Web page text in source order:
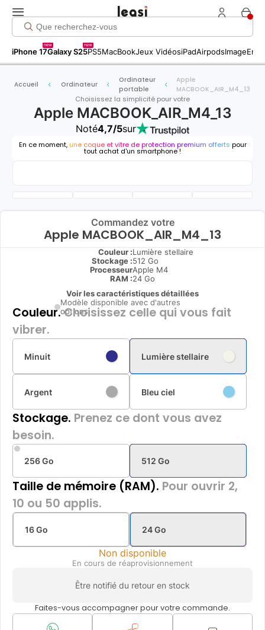
iPhone 17
new
Galaxy S25
new
PS5MacBookJeux VidéosiPadAirpodsImage
Accueil Ordinateur
Ordinateur
portable
Apple
MACBOOK_AIR_M4_13
Choisissez la simplicité pour votre
Apple MACBOOK_AIR_M4_13
Noté4,7/5sur
En ce moment, une coque et vitre de protection premium offerts pour
tout achat d'un smartphone !
Commandez votre
Apple MACBOOK_AIR_M4_13
Couleur :Lumière stellaire
Stockage :512 Go
ProcesseurApple M4
RAM :24 Go
Voir les caractéristiques détaillées
Modèle disponible avec d'autres
options
Couleur.Choisissez celle qui vous fait
vibrer.
Minuit Lumière stellaire
Argent Bleu ciel
Stockage. Prenez ce dont vous avez
besoin.
256 Go 512 Go
Taille de mémoire (RAM). Pour ouvrir 2,
10 ou 50 applis.
16 Go 24 Go
Non disponible
En cours de réaprovisionnement
Être notifié du retour en stock
Faites-vous accompagner pour votre commande.